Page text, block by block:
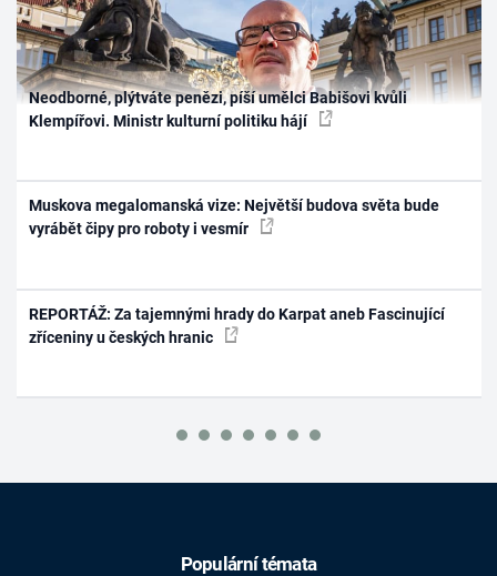
Neodborné, plýtváte penězi, píší umělci Babišovi kvůli
Klempířovi. Ministr kulturní politiku hájí
Muskova megalomanská vize: Největší budova světa bude
vyrábět čipy pro roboty i vesmír
REPORTÁŽ: Za tajemnými hrady do Karpat aneb Fascinující
zříceniny u českých hranic
Populární témata